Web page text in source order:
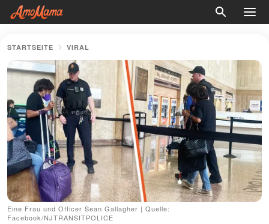
STARTSEITE VIRAL
Eine Frau und Officer Sean Gallagher | Quelle:
Facebook/NJTRANSITPOLICE